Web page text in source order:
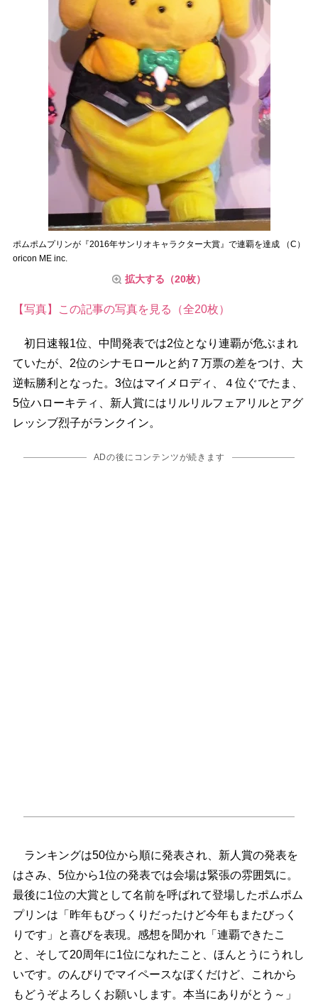
ポムポムプリンが『2016年サンリオキャラクター大賞』で連覇を達成 （C）
oricon ME inc.
拡大する（20枚）
【写真】この記事の写真を見る（全20枚）
初日速報1位、中間発表では2位となり連覇が危ぶまれ
ていたが、2位のシナモロールと約７万票の差をつけ、大
逆転勝利となった。3位はマイメロディ、４位ぐでたま、
5位ハローキティ、新人賞にはリルリルフェアリルとアグ
レッシブ烈子がランクイン。
ADの後にコンテンツが続きます
ランキングは50位から順に発表され、新人賞の発表を
はさみ、5位から1位の発表では会場は緊張の雰囲気に。
最後に1位の大賞として名前を呼ばれて登場したポムポム
プリンは「昨年もびっくりだったけど今年もまたびっく
りです」と喜びを表現。感想を聞かれ「連覇できたこ
と、そして20周年に1位になれたこと、ほんとうにうれし
いです。のんびりでマイペースなぼくだけど、これから
もどうぞよろしくお願いします。本当にありがとう～」